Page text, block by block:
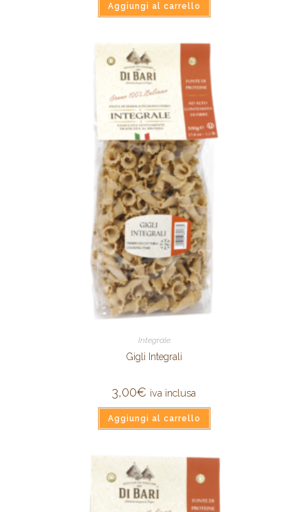
Aggiungi al carrello
Integrale
Gigli Integrali
3,00€ iva inclusa
Aggiungi al carrello